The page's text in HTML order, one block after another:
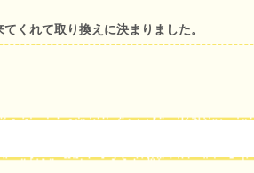
くれて取り換えに決まりました。